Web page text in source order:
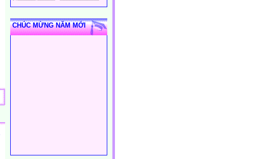
CHÚC MỪNG NĂM MỚI